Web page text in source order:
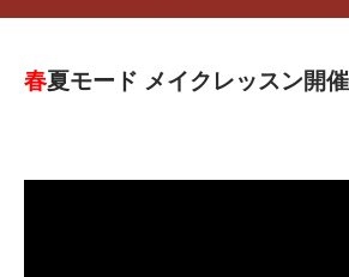
春夏モード メイクレッスン開